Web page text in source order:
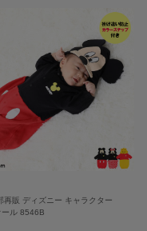
再販 ディズニー キャラクター
ール 8546B